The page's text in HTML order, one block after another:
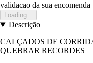
validacao da sua encomenda
Loading...
Descrição
CALÇADOS DE
QUEBRAR RECORDES